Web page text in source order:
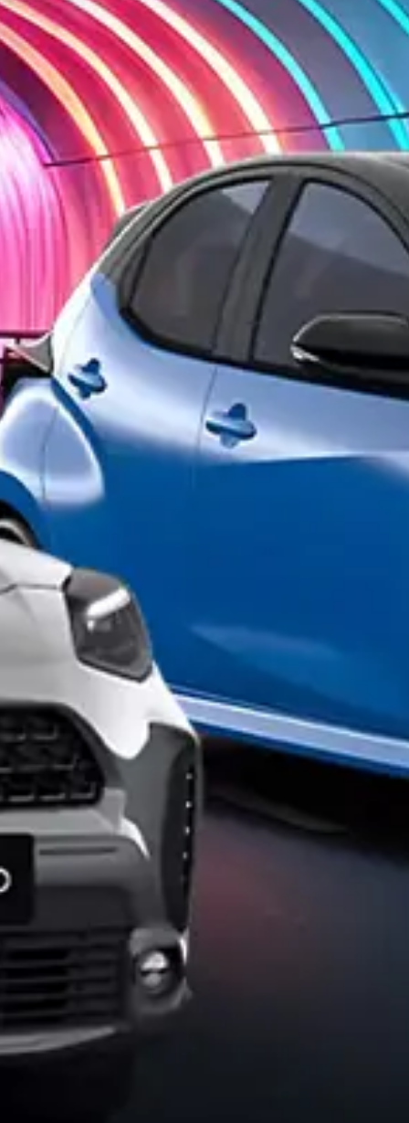
Souhlasím se zpracovánímosobních údajů
*
Přihlášení k odběru novinek
Pole označená * jsou povinná.
Odeslat
Váše zpráva byla
odeslána. Děkujeme
za Váš zájem!
vyskytla chyba.
Zkuste to prosím za
chvíli znovu.